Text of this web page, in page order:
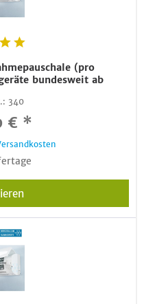
(pro
bundesweit ab
340
€ *